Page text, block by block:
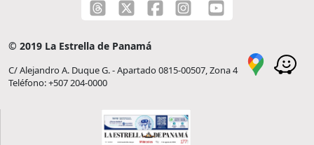
© 2019 La Estrella de Panamá
C/ Alejandro A. Duque G. - Apartado 0815-00507, Zona 4
Teléfono: +507 204-0000